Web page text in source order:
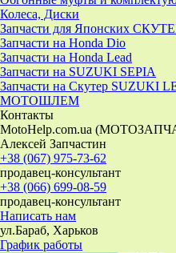
Колеса, Диски
Запчасти для Японских
Запчасти на Honda Dio
Запчасти на Honda Lead
Запчасти на SUZUKI SEPIA
Запчасти на Скутер SUZUKI
МОТОШЛЕМ
Контакты
MotoHelp.com.ua
Алексей Запчастин
+38 (067) 975-73-62
продавец-консультант
+38 (066) 699-08-59
продавец-консультант
Написать нам
ул.Бараб, Харьков
График работы